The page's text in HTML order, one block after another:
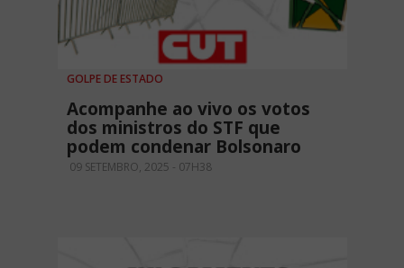
GOLPE DE ESTADO
Acompanhe ao vivo os votos
dos ministros do STF que
podem condenar Bolsonaro
09 SETEMBRO, 2025 - 07H38